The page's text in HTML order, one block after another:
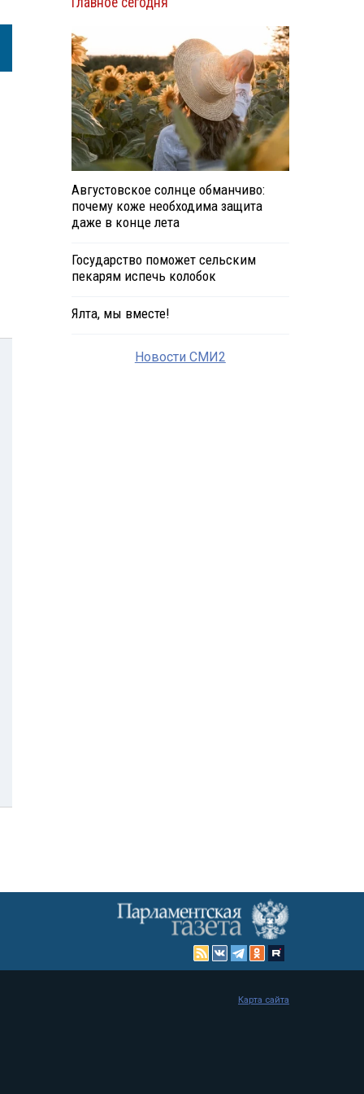
Августовское солнце обманчиво:
почему коже необходима защита
даже в конце лета
Государство поможет сельским
пекарям испечь колобок
Ялта, мы вместе!
Новости СМИ2
Карта сайта